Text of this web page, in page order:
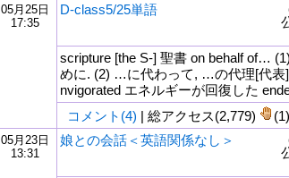
05月25日
17:35
D-class5/25単語
scripture [the S-] 聖書 on behalf of…
めに. (2) …に代わって, …の代理[代表
nvigorated エネルギーが回復した
コメント(4) | 総アクセス(2,779) (1)
05月23日
13:31
娘との会話＜英語関係なし＞